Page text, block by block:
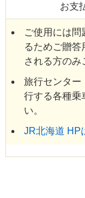
お支
ご使用には問
るためご贈答
される方のみ
旅行センター
行する各種乗
い。
JR北海道 HP